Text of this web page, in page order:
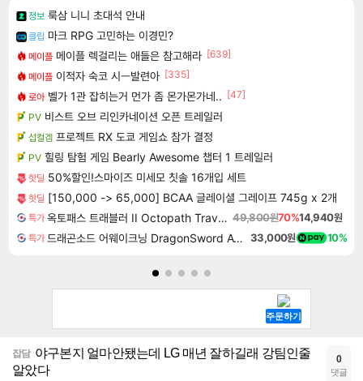
정보 룩삼 니니 초대석 안내
클립 마크 RPG 고민하는 이경민?
메이플 메이플 렉걸리는 애들은 참고해라 [639]
메이플 이적자 숙코 시ㅡ발련아 [335]
로아 벨가 1관 잡히는거 먼가 좀 몬가몬가네.. [47]
PV 비스트 오브 리인카네이션 오픈 트레일러
섭컬겜 프로젝트 RX 도쿄 게임쇼 참가 결정
PV 힐링 탐험 게임 Bearly Awesome 챕터 1 트레일러
핫딜 50%할인!스마이즈 미세모 칫솔 16개입 세트
핫딜 [150,000 -> 65,000] BCAA 글레이셜 그레이프 745g x 2개
특가 옥토패스 트래블러 II Octopath Traveler II 49,800원70%14,940원
특가 드래곤소드 어웨이크닝 DragonSword Awakening 33,000원 10%
잡담 야구본지 얼마안됐는데 LG 매년 잘하길래 강팀인줄
알았다
0
댓글